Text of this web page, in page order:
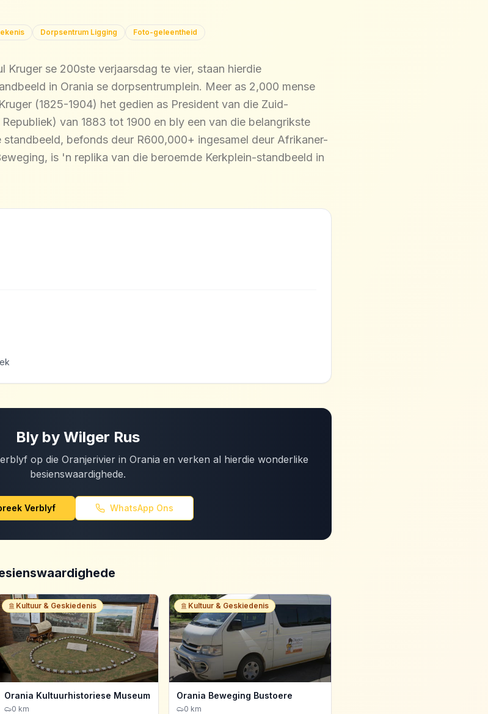
Dorpsentrum Ligging Foto-geleentheid
Kruger se 200ste verjaarsdag te vier, staan hierdie
in Orania se dorpsentrumplein. Meer as 2,000 mense
(1825-1904) het gedien as President van die Zuid-
van 1883 tot 1900 en bly een van die belangrikste
befonds deur R600,000+ ingesamel deur Afrikaner-
is 'n replika van die beroemde Kerkplein-standbeeld in
Bly by Wilger Rus
op die Oranjerivier in Orania en verken al hierdie wonderlike
besienswaardighede.
Verblyf WhatsApp Ons
Kultuur & Geskiedenis
Orania Kultuurhistoriese Museum
0 km
Kultuur & Geskiedenis
Orania Beweging Bustoere
0 km